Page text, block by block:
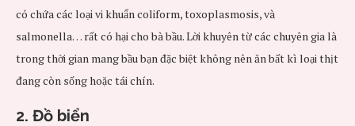
có chứa các loại vi khuẩn coliform, toxoplasmosis, và
salmonella… rất có hại cho bà bầu. Lời khuyên từ các chuyên gia là
trong thời gian mang bầu bạn đặc biệt không nên ăn bất kì loại thịt
đang còn sống hoặc tái chín.
2. Đồ biển